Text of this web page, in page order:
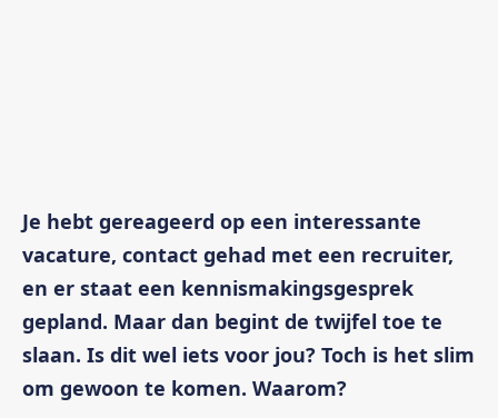
Je hebt gereageerd op een interessante
vacature, contact gehad met een recruiter,
en er staat een kennismakingsgesprek
gepland. Maar dan begint de twijfel toe te
slaan. Is dit wel iets voor jou? Toch is het slim
om gewoon te komen. Waarom?